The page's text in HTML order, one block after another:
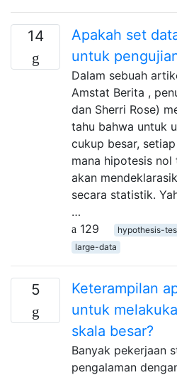
14
Apakah set
untuk
Dalam sebuah
Amstat Berita ,
dan Sherri Rose)
tahu bahwa untuk
cukup besar,
mana hipotesis
akan
secara statistik.
…
129
hypothesis-
large-data
5
Keterampilan
untuk
skala besar?
Banyak pekerjaan
pengalaman